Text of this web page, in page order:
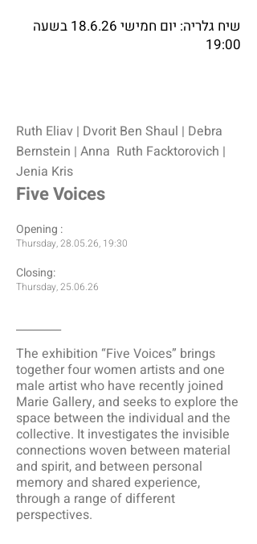
שיח גלריה: יום חמישי 18.6.26 בשעה
19:00
Ruth Eliav | Dvorit Ben Shaul | Debra
Bernstein | Anna Ruth Facktorovich |
Jenia Kris
Five Voices
Opening :
Thursday, 28.05.26, 19:30
Closing:
Thursday, 25.06.26
________
The exhibition “Five Voices” brings
together four women artists and one
male artist who have recently joined
Marie Gallery, and seeks to explore the
space between the individual and the
collective. It investigates the invisible
connections woven between material
and spirit, and between personal
memory and shared experience,
through a range of different
perspectives.